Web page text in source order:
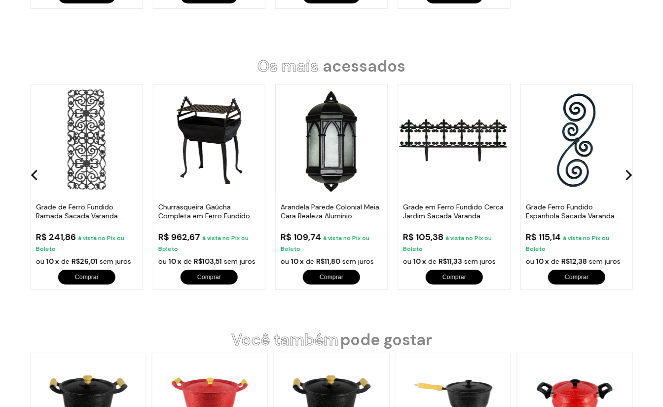
Os mais acessados
Grade de Ferro Fundido
Ramada Sacada Varanda
R$ 241,86 à vista no Pix ou
Boleto
ou10 x de R$26,01 sem juros
Comprar
Churrasqueira Gaúcha
Completa em Ferro Fundido
R$ 962,67 à vista no Pix ou
Boleto
ou10 x de R$103,51 sem juros
Comprar
Arandela Parede Colonial Meia
Cara Realeza Alumínio
R$ 109,74 à vista no Pix ou
Boleto
ou10 x de R$11,80sem juros
Comprar
Grade em Ferro Fundido Cerca
Jardim Sacada Varanda
R$ 105,38à vista no Pix ou
Boleto
ou10 x deR$11,33 sem juros
Comprar
Grade Ferro Fundido
Espanhola Sacada Varanda
R$ 115,14 à vista no Pix ou
Boleto
ou10 x de R$12,38 sem juros
Comprar
Você tambémpode gostar